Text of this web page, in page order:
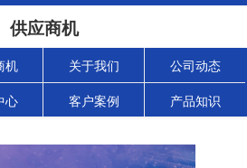
供应商机
机 关于我们 公司动态
心 客户案例 产品知识